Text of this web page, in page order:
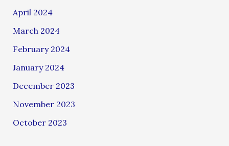
April 2024
March 2024
February 2024
January 2024
December 2023
November 2023
October 2023